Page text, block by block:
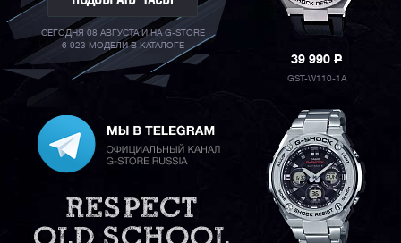
СЕГОДНЯ 08 АВГУСТА И НА G-STORE
6 923 МОДЕЛИ В КАТАЛОГЕ
39 990P
GST-W110-1A